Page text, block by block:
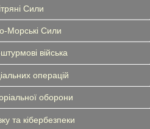
Сили
Морські Сили
війська
операцій
оборони
та кібербезпеки